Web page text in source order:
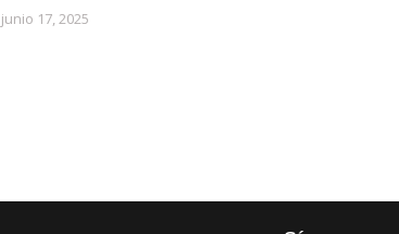
junio 17, 2025